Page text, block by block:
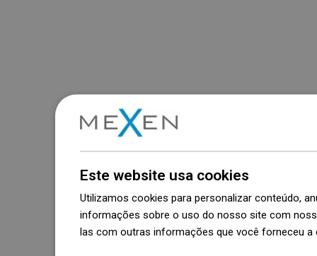
Este website usa cookies
Utilizamos cookies para personalizar conteúdo,
informações sobre o uso do nosso site com
las com outras informações que você forneceu